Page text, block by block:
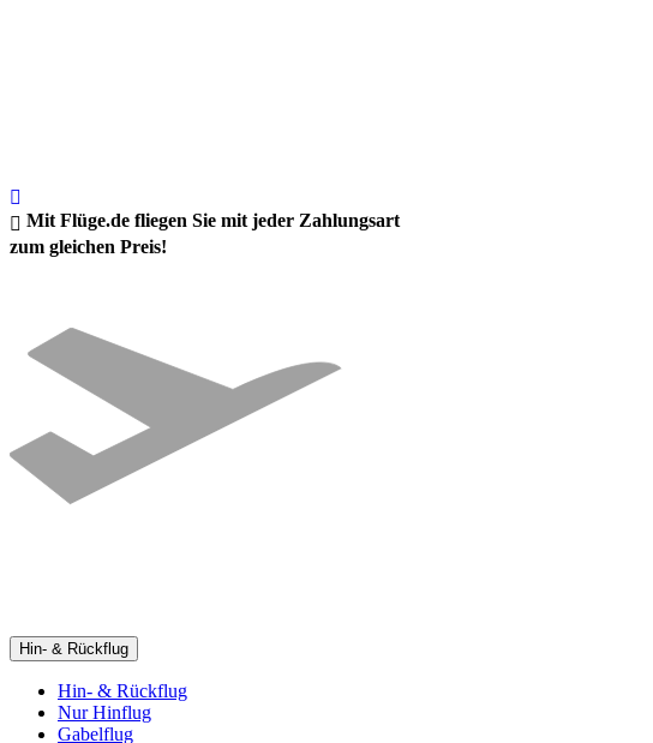
Mit Flüge.de fliegen Sie mit jeder Zahlungsart
zum gleichen Preis!
Hin- & Rückflug
Hin- & Rückflug
Nur Hinflug
Gabelflug